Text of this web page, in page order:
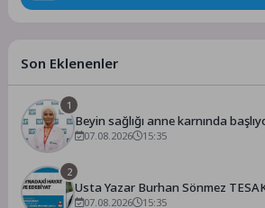
Son Eklenenler
1
Beyin sağlığı anne karnında
07.08.2026 15:35
2
Usta Yazar Burhan Sönmez
Buluşuyor
07.08.2026 15:35